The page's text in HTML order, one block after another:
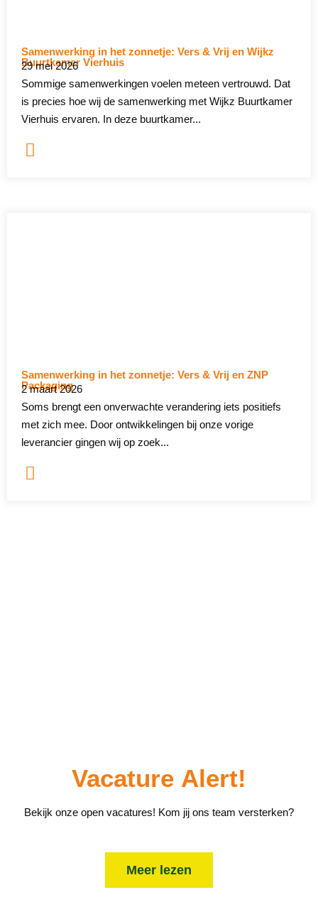
Samenwerking in het zonnetje: Vers & Vrij en Wijkz
Buurtkamer Vierhuis
29 mei 2026
Sommige samenwerkingen voelen meteen vertrouwd. Dat
is precies hoe wij de samenwerking met Wijkz Buurtkamer
Vierhuis ervaren. In deze buurtkamer...
Samenwerking in het zonnetje: Vers & Vrij en ZNP
Packaging
2 maart 2026
Soms brengt een onverwachte verandering iets positiefs
met zich mee. Door ontwikkelingen bij onze vorige
leverancier gingen wij op zoek...
Vacature Alert!
Bekijk onze open vacatures! Kom jij ons team versterken?
Meer lezen